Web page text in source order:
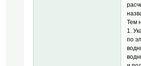
Тем
1.
по